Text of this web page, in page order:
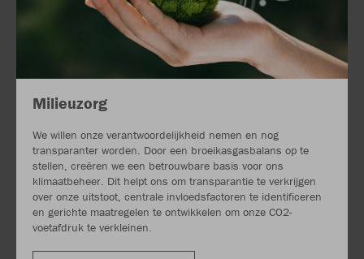
Milieuzorg
We willen onze verantwoordelijkheid nemen en nog
transparanter worden. Door een broeikasgasbalans op te
stellen, creëren we een betrouwbare basis voor ons
klimaatbeheer. Dit helpt ons om transparantie te verkrijgen
over onze uitstoot, centrale invloedsfactoren te identificeren
en gerichte maatregelen te ontwikkelen om onze CO2-
voetafdruk te verkleinen.